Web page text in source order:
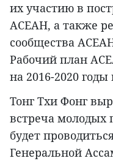
их участию в
АСЕАН, а также
сообщества
Рабочий план
на 2016-2020
Тонг Тхи Фонг
встреча молодых
будет
Генеральной